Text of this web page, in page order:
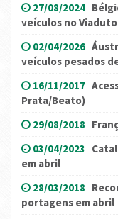
27/08/2024
veículos no
02/04/2026
veículos pesados
16/11/2017
Prata/Beato)
29/08/2018
03/04/2023
em abril
28/03/2018
portagens em abril